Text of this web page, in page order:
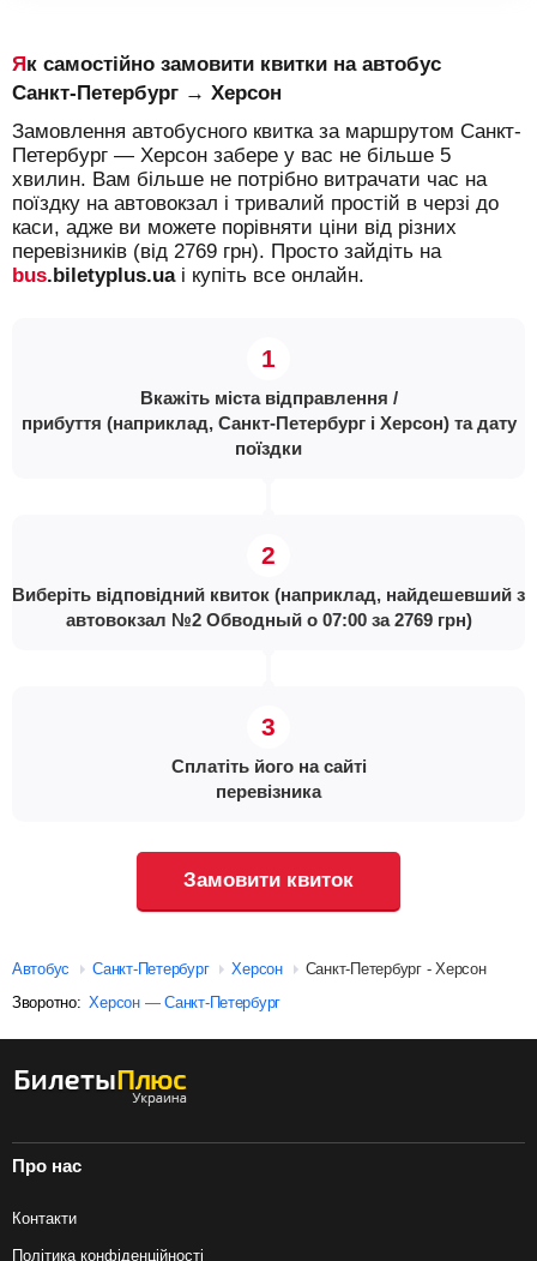
Як самостійно замовити квитки на автобус
Санкт-Петербург → Херсон
Замовлення автобусного квитка за маршрутом Санкт-
Петербург — Херсон забере у вас не більше 5
хвилин. Вам більше не потрібно витрачати час на
поїздку на автовокзал і тривалий простій в черзі до
каси, адже ви можете порівняти ціни від різних
перевізників (від 2769 грн). Просто зайдіть на
bus.biletyplus.uaі купіть все онлайн.
Вкажіть міста відправлення /
прибуття (наприклад, Санкт-Петербург і Херсон) та дату
поїздки
Виберіть відповідний квиток (наприклад, найдешевший з
автовокзал №2 Обводный о 07:00 за 2769 грн)
Сплатіть його на сайті
перевізника
Замовити квиток
Автобус Санкт-Петербург Херсон
Санкт-Петербург - Херсон
Зворотно: Херсон — Санкт-Петербург
Про нас
Контакти
Політика конфіденційності